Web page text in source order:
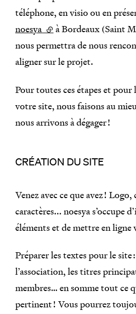
téléphone, en visio ou en
noesya (lien externe)
à Bordeaux (Saint
nous permettra de nous
aligner sur le projet.
Pour toutes ces étapes et pour
votre site, nous faisons au
nous arrivons à dégager !
CRÉATION DU SITE
Venez avec ce que avez !
caractères... noesya s’occupe
éléments et de mettre en ligne
Préparer les textes pour le site
l’association, les titres
membres… en somme tout ce
pertinent ! Vous pourrez